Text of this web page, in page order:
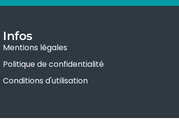
Infos
Mentions légales
Politique de confidentialité
Conditions d'utilisation